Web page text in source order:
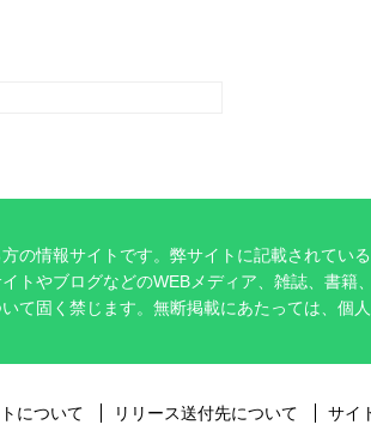
の情報サイトです。弊サイトに記載されてい
トやブログなどのWEBメディア、雑誌、書籍
て固く禁じます。無断掲載にあたっては、個
について リリース送付先について サイ